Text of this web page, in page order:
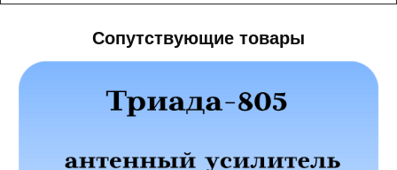
Сопутствующие товары